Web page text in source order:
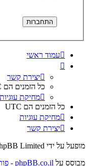
עמוד ראשי
יצירת קשר
כל הזמנים הם
מחיקת עוגיות
כל הזמנים הם UTC
מחיקת עוגיות
יצירת קשר
מופעל על ידי Limited
מבוסס על phpBB.co.il - פורומים בעברית